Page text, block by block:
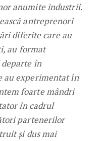
anumite industrii.
antreprenori
diferite care au
au format
în
au experimentat în
foarte mândri
în cadrul
partenerilor
și dus mai